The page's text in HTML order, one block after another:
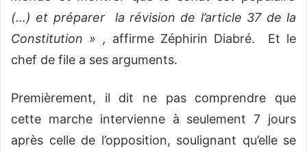
(…) et préparer la révision de l’article 37 de la
Constitution » , affirme Zéphirin Diabré. Et le
chef de file a ses arguments.
Premièrement, il dit ne pas comprendre que
cette marche intervienne à seulement 7 jours
après celle de l’opposition, soulignant qu’elle se